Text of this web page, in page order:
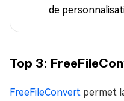
de
Top 3:
FreeFileConvert permet